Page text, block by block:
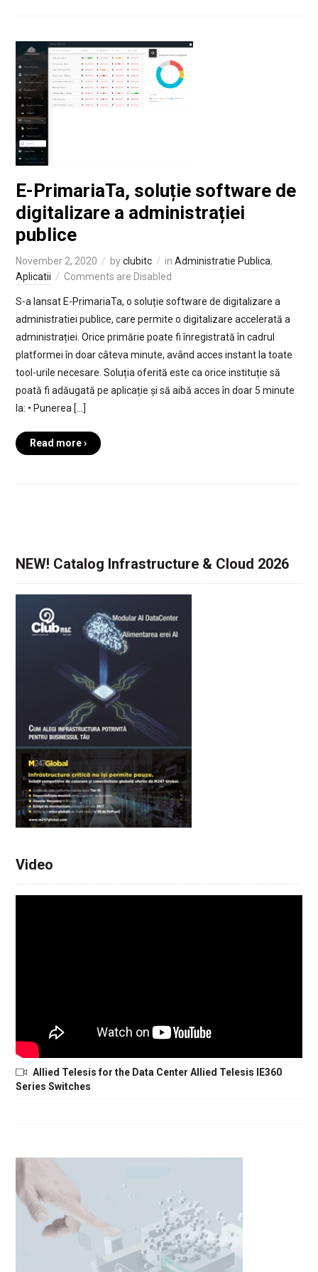
E-PrimariaTa, soluție software de
digitalizare a administrației
publice
November 2, 2020 byclubitc in Administratie Publica,
Aplicatii
Comments are Disabled
S-a lansat E-PrimariaTa, o soluție software de digitalizare a
administratiei publice, care permite o digitalizare accelerată a
administrației. Orice primărie poate fi înregistrată în cadrul
platformei în doar câteva minute, având acces instant la toate
tool-urile necesare. Soluția oferită este ca orice instituție să
poată fi adăugată pe aplicație și să aibă acces în doar 5 minute
la: • Punerea […]
Read more ›
NEW! Catalog Infrastructure & Cloud 2026
Video
Allied Telesis for the Data Center Allied Telesis IE360
Series Switches